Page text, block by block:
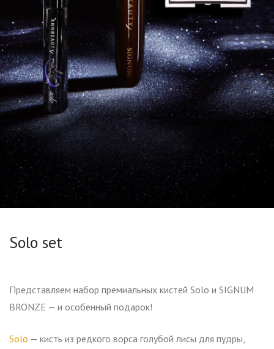
Solo set
Представляем набор премиальных кистей Solo и SIGNUM
BRONZE — и особенный подарок!
Solo — кисть из редкого ворса голубой лисы для пудры,